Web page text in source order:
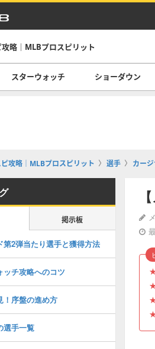
攻略｜MLBプロスピリット
スターウォッチ ショーダウン
ピ攻略｜MLBプロスピリット 選手 カー
掲示板
第2弾当たり選手と獲得方法
ッチ攻略へのコツ
！序盤の進め方
選手一覧